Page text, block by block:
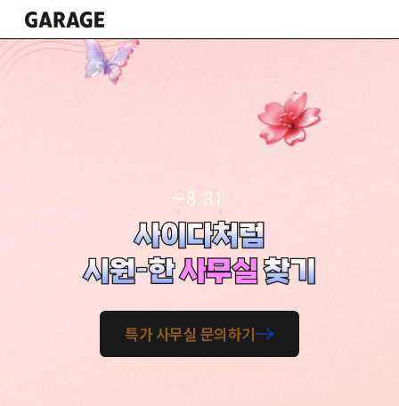
Nav-Logo
~ 8. 31
특가 사무실 문의하기